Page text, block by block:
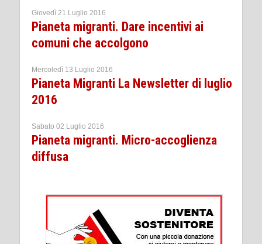
Giovedì 21 Luglio 2016
Pianeta migranti. Dare incentivi ai
comuni che accolgono
Mercoledì 13 Luglio 2016
Pianeta Migranti La Newsletter di luglio
2016
Sabato 02 Luglio 2016
Pianeta migranti. Micro-accoglienza
diffusa